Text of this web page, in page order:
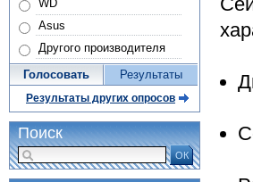
WD
Asus
Другого производителя
Голосовать Результаты
Результаты других опросов
Поиск
ОК